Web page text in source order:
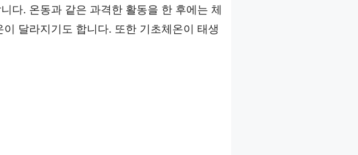
다. 온동과 같은 과격한 활동을 한 후에는 체
달라지기도 합니다. 또한 기초체온이 태생